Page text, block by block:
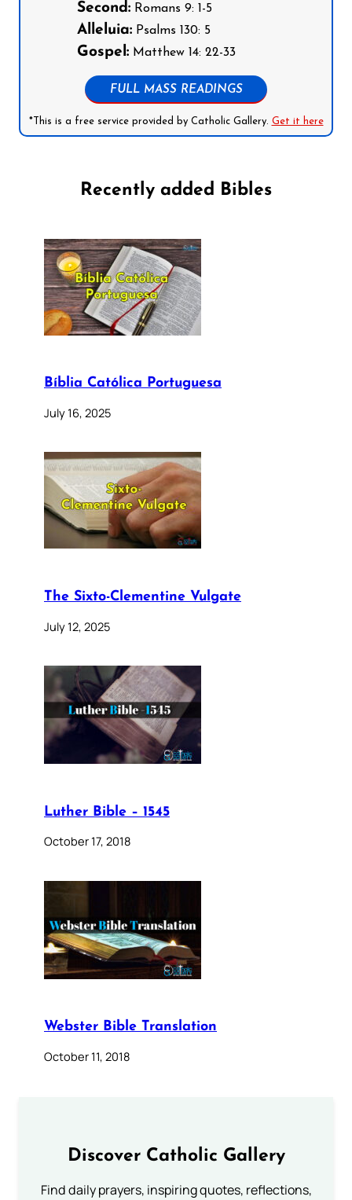
Second: Romans 9: 1-5
Alleluia: Psalms 130: 5
Gospel: Matthew 14: 22-33
FULL MASS READINGS
*This is a free service provided by Catholic Gallery. Get it here
Recently added Bibles
Bíblia Católica Portuguesa
July 16, 2025
The Sixto-Clementine Vulgate
July 12, 2025
Luther Bible – 1545
October 17, 2018
Webster Bible Translation
October 11, 2018
Discover Catholic Gallery
Find daily prayers, inspiring quotes, reflections,